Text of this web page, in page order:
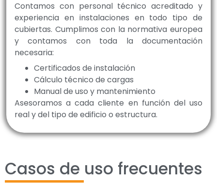
Contamos con personal técnico acreditado y
experiencia en instalaciones en todo tipo de
cubiertas. Cumplimos con la normativa europea
y contamos con toda la documentación
necesaria:
Certificados de instalación
Cálculo técnico de cargas
Manual de uso y mantenimiento
Asesoramos a cada cliente en función del uso
real y del tipo de edificio o estructura.
Casos de uso frecuentes